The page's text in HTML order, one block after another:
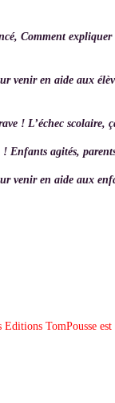
Comment expliquer
venir en aide aux
! L’échec scolaire,
! Enfants agités,
venir en aide aux
TomPousse